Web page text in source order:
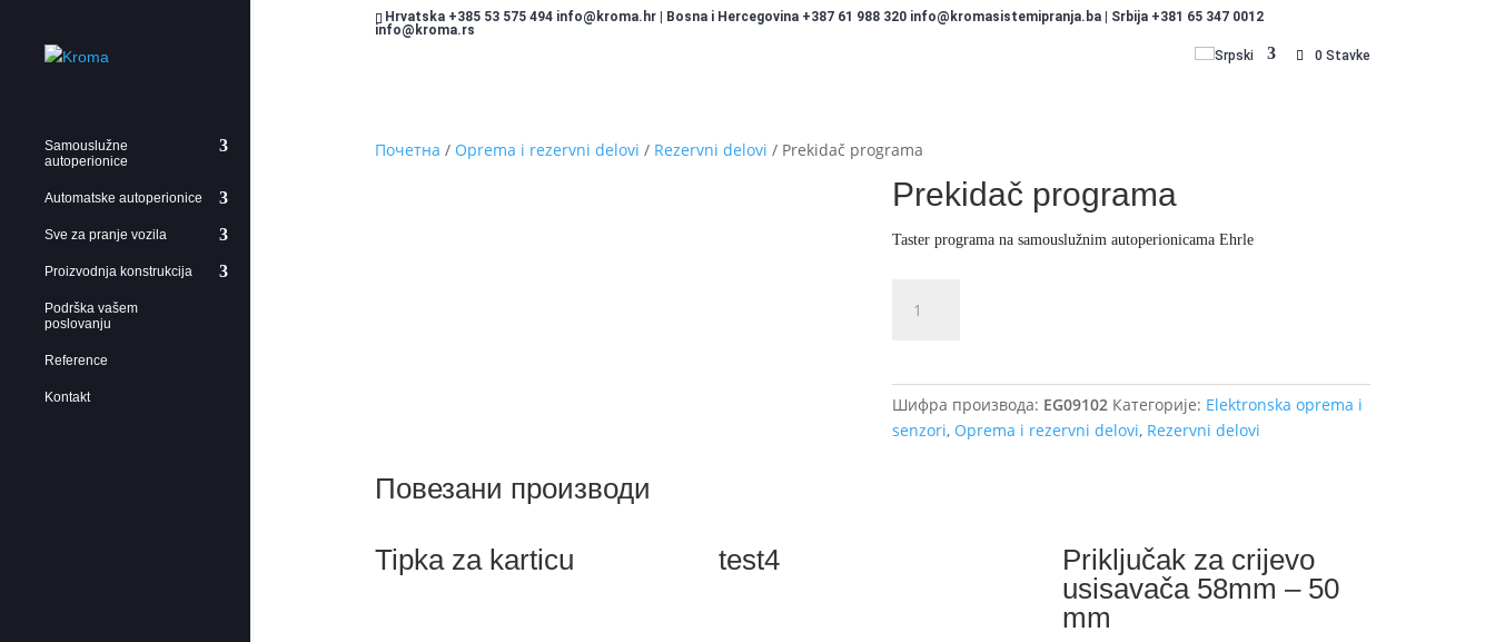
Hrvatska +385 53 575 494 info@kroma.hr | Bosna i Hercegovina +387 61 988 320 info@kromasistemipranja.ba | Srbija +381 65 347 0012
info@kroma.rs
Srpski
0 Stavke
Samouslužne
autoperionice
Automatske autoperionice
Sve za pranje vozila
Proizvodnja konstrukcija
Podrška vašem
poslovanju
Reference
Kontakt
Почетна / Oprema i rezervni delovi / Rezervni delovi / Prekidač programa
Prekidač programa
Taster programa na samouslužnim autoperionicama Ehrle
programa
Шифра производа: EG09102 Категорије: Elektronska oprema i
senzori, Oprema i rezervni delovi, Rezervni delovi
Повезани производи
Tipka za karticu test4
Priključak za crijevo
usisavača 58mm – 50
mm